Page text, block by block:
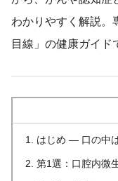
わかりやすく解説。
目線」の健康ガイド
はじめ ― 口の中
第1選：口腔内微